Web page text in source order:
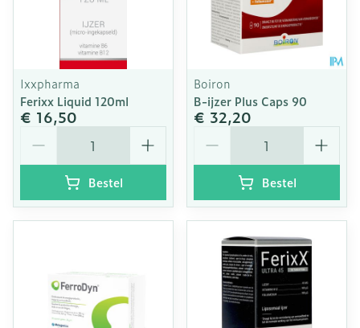
Ixxpharma
Ferixx Liquid 120ml
€ 16,50
Bestel
Boiron
B-ijzer Plus Caps 90
€ 32,20
Bestel